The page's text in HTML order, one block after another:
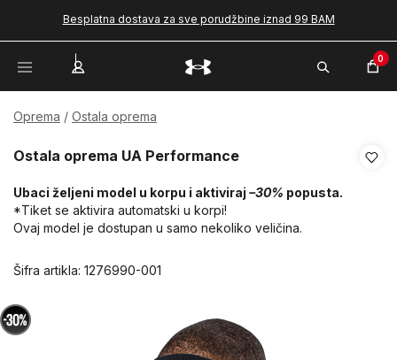
Besplatna dostava za sve porudžbine iznad 99 BAM
0
Oprema Ostala oprema
Ostala oprema UA Performance
Ubaci željeni model u korpu i aktiviraj –30% popusta.
*Tiket se aktivira automatski u korpi!
Ovaj model je dostupan u samo nekoliko veličina.
Šifra artikla: 1276990-001